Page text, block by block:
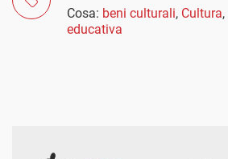
Cosa: beni culturali, Cultura,
educativa